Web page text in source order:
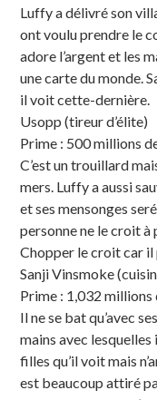
Luffy a délivré son
ont voulu prendre le
adore l’argent et les
une carte du monde.
il voit cette-dernière.
Usopp (tireur d’élite)
Prime : 500 millions
C’est un trouillard
mers. Luffy a aussi
et ses mensonges
personne ne le croit
Chopper le croit car il
Sanji Vinsmoke
Prime : 1,032 millions
Il ne se bat qu’avec
mains avec
filles qu’il voit mais
est beaucoup attiré